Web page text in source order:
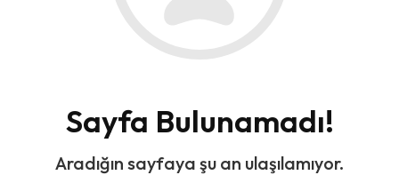
Sayfa Bulunamadı!
Aradığın sayfaya şu an ulaşılamıyor.